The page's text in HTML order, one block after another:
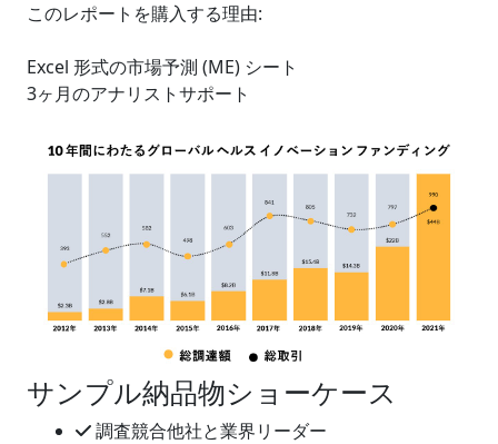
このレポートを購入する理由:
Excel 形式の市場予測 (ME) シート
3ヶ月のアナリストサポート
サンプル納品物ショーケース
調査競合他社と業界リーダー